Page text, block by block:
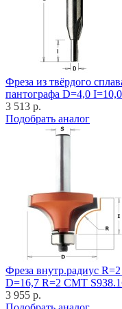
Фреза из твёрдого
пантографа D=4,0
3 513 р.
Подобрать аналог
Фреза внутр.радиус
D=16,7 R=2 CMT
3 955 р.